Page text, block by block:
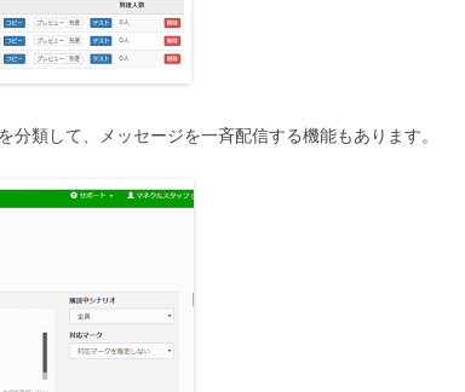
分類して、メッセージを一斉配信する機能もあります。